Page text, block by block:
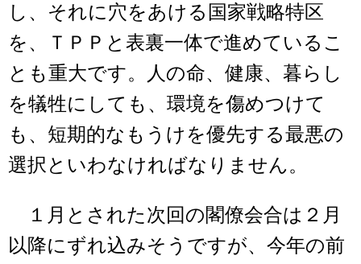
し、それに穴をあける国家戦略特区
を、ＴＰＰと表裏一体で進めているこ
とも重大です。人の命、健康、暮らし
を犠牲にしても、環境を傷めつけて
も、短期的なもうけを優先する最悪の
選択といわなければなりません。
１月とされた次回の閣僚会合は２月
以降にずれ込みそうですが、今年の前